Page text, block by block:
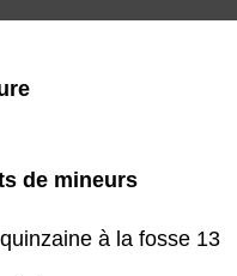
de mineurs
à la fosse 13